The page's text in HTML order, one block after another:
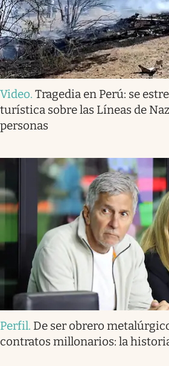
Video. Tragedia en Perú: se
turística sobre las Líneas de
personas
Perfil. De ser obrero
contratos millonarios: la